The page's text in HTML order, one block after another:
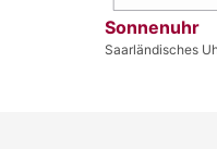
Sonnenuhr
Saarländisches